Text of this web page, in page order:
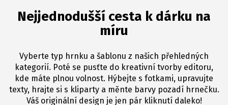
Nejjednodušší cesta k dárku na
míru
Vyberte typ hrnku a šablonu z našich přehledných
kategorií. Poté se pusťte do kreativní tvorby editoru,
kde máte plnou volnost. Hýbejte s fotkami, upravujte
texty, hrajte si s kliparty a měnte barvy pozadí hrnečku.
Váš originální design je jen pár kliknutí daleko!